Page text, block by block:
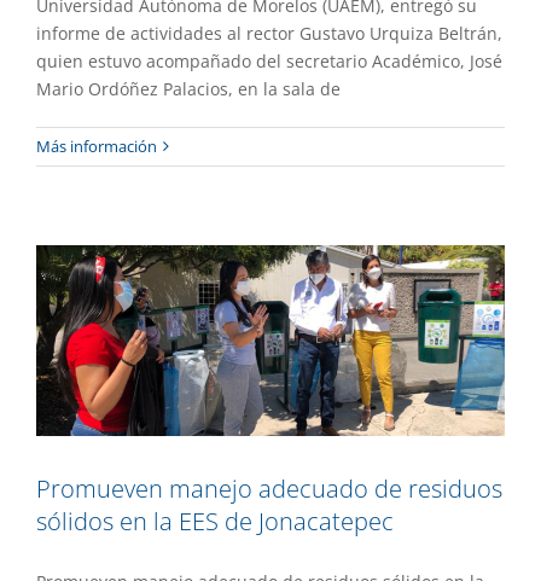
Universidad Autónoma de Morelos (UAEM), entregó su
informe de actividades al rector Gustavo Urquiza Beltrán,
quien estuvo acompañado del secretario Académico, José
Mario Ordóñez Palacios, en la sala de
Más información
Promueven manejo adecuado de
residuos sólidos en la EES de
Promueven manejo adecuado de residuos
sólidos en la EES de Jonacatepec